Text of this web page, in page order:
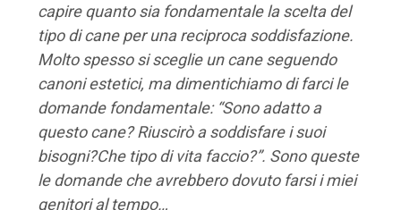
capire quanto sia fondamentale la scelta del
tipo di cane per una reciproca soddisfazione.
Molto spesso si sceglie un cane seguendo
canoni estetici, ma dimentichiamo di farci le
domande fondamentale: “Sono adatto a
questo cane? Riuscirò a soddisfare i suoi
bisogni?Che tipo di vita faccio?”. Sono queste
le domande che avrebbero dovuto farsi i miei
genitori al tempo…